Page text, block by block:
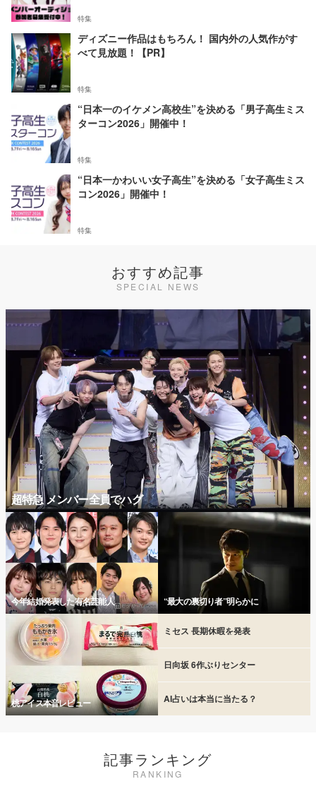
特集
ディズニー作品はもちろん！ 国内外の人気作がす
べて見放題！【PR】
特集
“日本一のイケメン高校生”を決める「男子高生ミス
ターコン2026」開催中！
特集
“日本一かわいい女子高生”を決める「女子高生ミス
コン2026」開催中！
特集
おすすめ記事
SPECIAL NEWS
超特急 メンバー全員でハグ
今年結婚発表した有名芸能人 “最大の裏切り者”明らかに
桃アイス本音レビュー
ミセス 長期休暇を発表
日向坂 6作ぶりセンター
AI占いは本当に当たる？
記事ランキング
RANKING